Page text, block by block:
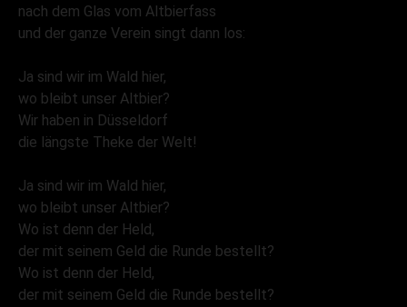
nach dem Glas vom Altbierfass
und der ganze Verein singt dann los:
Ja sind wir im Wald hier,
wo bleibt unser Altbier?
Wir haben in Düsseldorf
die längste Theke der Welt!
Ja sind wir im Wald hier,
wo bleibt unser Altbier?
Wo ist denn der Held,
der mit seinem Geld die Runde bestellt?
Wo ist denn der Held,
der mit seinem Geld die Runde bestellt?